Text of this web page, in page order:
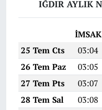
IĞDIR AYLIK
İMSAK
25 Tem Cts
03:04
26 Tem Paz
03:05
27 Tem Pts
03:07
28 Tem Sal
03:08